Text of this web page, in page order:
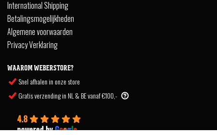
International Shipping
Betalingsmogelijkheden
Algemene voorwaarden
Privacy Verklaring
WAAROM WEBERSTORE?
Snel afhalen in onze store
Gratis verzending in NL & BE vanaf €100,-
4.8
powered byGoogle